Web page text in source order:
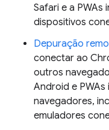
Safari e a PWAs
dispositivos
Depuração
conectar ao
outros
Android e
navegadores,
emuladores